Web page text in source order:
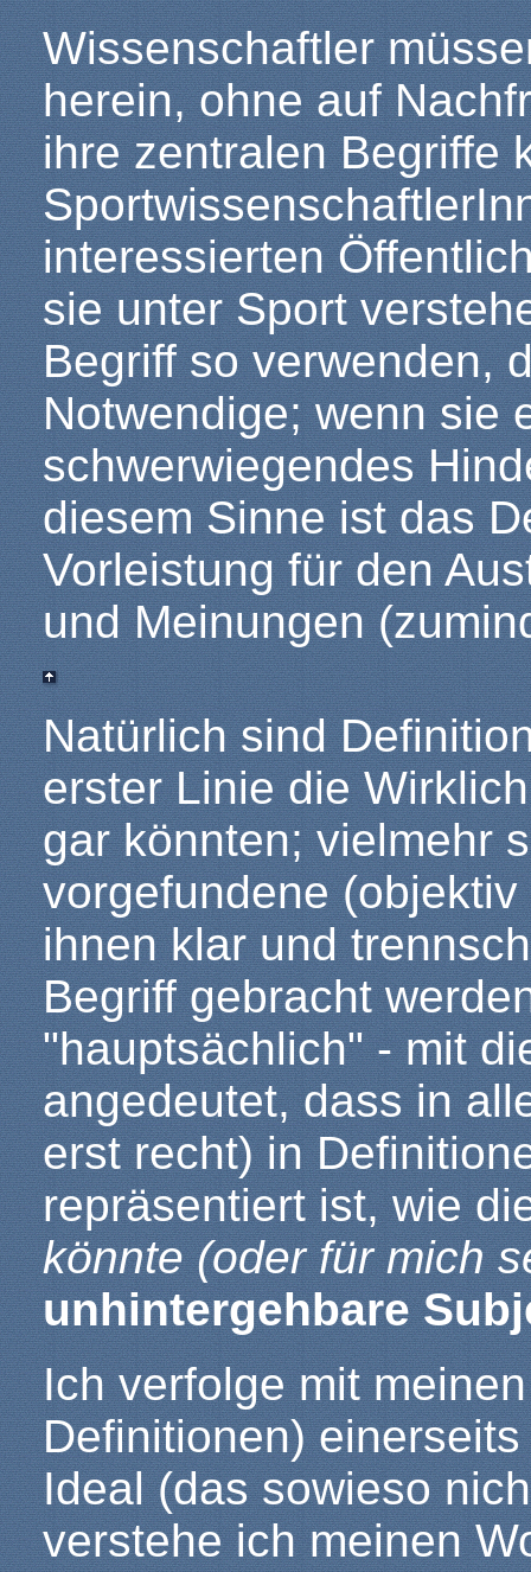
Wissenschaftler
herein, ohne auf
ihre zentralen Begriffe
interessierten
sie unter Sport
Begriff so verwenden,
Notwendige; wenn sie
schwerwiegendes
diesem Sinne ist das
Vorleistung für den
und Meinungen
Natürlich sind
erster Linie die
gar könnten; vielmehr
vorgefundene
ihnen klar und
Begriff gebracht
"hauptsächlich" - mit
angedeutet, dass in
erst recht) in
repräsentiert ist, wie
könnte (oder für mich
unhintergehbare
Ich verfolge mit
Definitionen)
Ideal (das sowieso
verstehe ich meinen